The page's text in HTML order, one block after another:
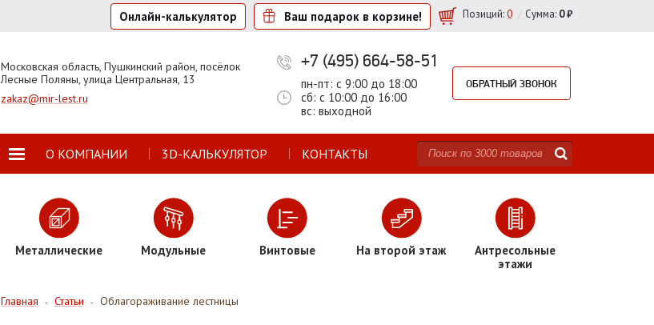
Онлайн-калькулятор Ваш подарок в корзине! Позиций:0 / Сумма: 0 ₽
Московская область, Пушкинский район, посёлок
Лесные Поляны, улица Центральная, 13
zakaz@mir-lest.ru
+7 (495) 664-58-51
пн-пт: с 9:00 до 18:00
сб: с 10:00 до 16:00
вс: выходной
ОБРАТНЫЙ ЗВОНОК
О КОМПАНИИ 3D-КАЛЬКУЛЯТОР КОНТАКТЫ
Металлические Модульные Винтовые На второй этаж
Антресольные
этажи
Главная - Статьи - Облагораживание лестницы